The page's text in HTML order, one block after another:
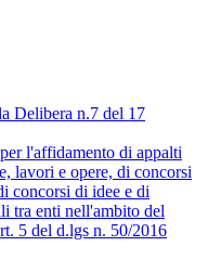
Delibera n.7 del 17
l'affidamento di appalti
lavori e opere, di concorsi
concorsi di idee e di
tra enti nell'ambito del
5 del d.lgs n. 50/2016